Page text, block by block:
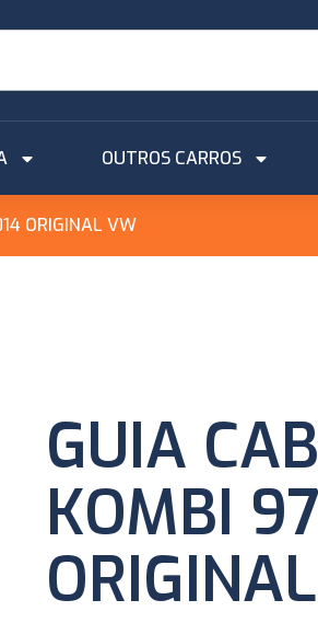
OUTROS CARROS
ORIGINAL VW
GUIA
KOMBI